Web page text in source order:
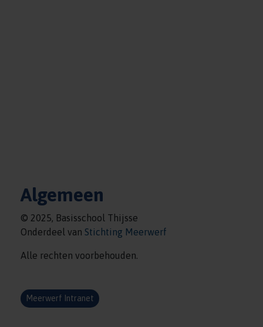
Algemeen
© 2025, Basisschool Thijsse
Onderdeel van Stichting Meerwerf
Alle rechten voorbehouden.
Meerwerf Intranet